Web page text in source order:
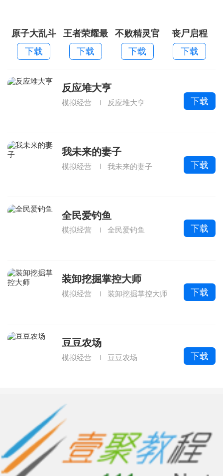
原子大乱斗
下载
王者荣耀最
新版本
下载
不败精灵官
方版
下载
丧尸启程
下载
反应堆大亨
模拟经营 反应堆大亨 下载
我未来的妻子
模拟经营 我未来的妻子 下载
全民爱钓鱼
模拟经营 全民爱钓鱼 下载
装卸挖掘掌控大师
模拟经营 装卸挖掘掌控大师 下载
豆豆农场
模拟经营 豆豆农场 下载